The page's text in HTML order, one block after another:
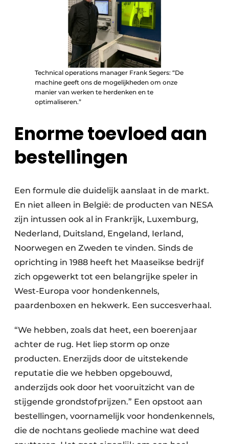
Technical operations manager Frank Segers: “De
machine geeft ons de mogelijkheden om onze
manier van werken te herdenken en te
optimaliseren.”
Enorme toevloed aan
bestellingen
Een formule die duidelijk aanslaat in de markt.
En niet alleen in België: de producten van NESA
zijn intussen ook al in Frankrijk, Luxemburg,
Nederland, Duitsland, Engeland, Ierland,
Noorwegen en Zweden te vinden. Sinds de
oprichting in 1988 heeft het Maaseikse bedrijf
zich opgewerkt tot een belangrijke speler in
West-Europa voor hondenkennels,
paardenboxen en hekwerk. Een succesverhaal.
“We hebben, zoals dat heet, een boerenjaar
achter de rug. Het liep storm op onze
producten. Enerzijds door de uitstekende
reputatie die we hebben opgebouwd,
anderzijds ook door het vooruitzicht van de
stijgende grondstofprijzen.” Een opstoot aan
bestellingen, voornamelijk voor hondenkennels,
die de nochtans geoliede machine wat deed